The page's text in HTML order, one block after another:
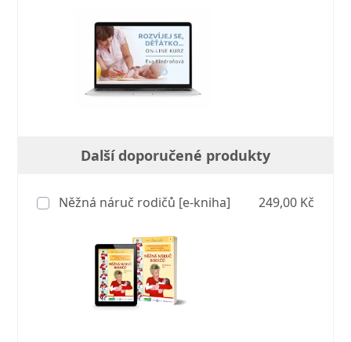
Další doporučené produkty
Něžná náruč rodičů [e-kniha] 249,00 Kč